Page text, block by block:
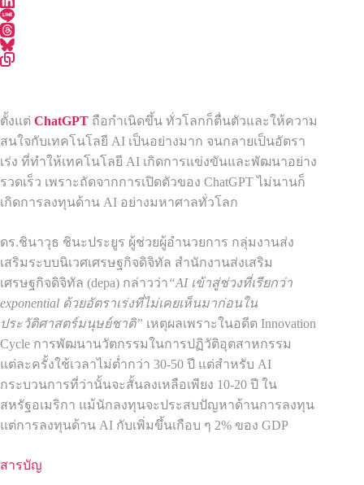
ตั้งแต่ ChatGPT ถือกำเนิดขึ้น ทั่วโลกก็ตื่นตัวและให้ความ
สนใจกับเทคโนโลยี AI เป็นอย่างมาก จนกลายเป็นอัตรา
เร่ง ที่ทำให้เทคโนโลยี AI เกิดการแข่งขันและพัฒนาอย่าง
รวดเร็ว เพราะถัดจากการเปิดตัวของ ChatGPT ไม่นานก็
เกิดการลงทุนด้าน AI อย่างมหาศาลทั่วโลก
ดร.ชินาวุธ ชินะประยูร ผู้ช่วยผู้อำนวยการ กลุ่มงานส่ง
เสริมระบบนิเวศเศรษฐกิจดิจิทัล สำนักงานส่งเสริม
เศรษฐกิจดิจิทัล (depa) กล่าวว่า“AI เข้าสู่ช่วงที่เรียกว่า
exponential ด้วยอัตราเร่งที่ไม่เคยเห็นมาก่อนใน
ประวัติศาสตร์มนุษย์ชาติ” เหตุผลเพราะในอดีต Innovation
Cycle การพัฒนานวัตกรรมในการปฏิวัติอุตสาหกรรม
แต่ละครั้งใช้เวลาไม่ต่ำกว่า 30-50 ปี แต่สำหรับ AI
กระบวนการที่ว่านั้นจะสั้นลงเหลือเพียง 10-20 ปี ใน
สหรัฐอเมริกา แม้นักลงทุนจะประสบปัญหาด้านการลงทุน
แต่การลงทุนด้าน AI กับเพิ่มขึ้นเกือบ ๆ 2% ของ GDP
สารบัญ